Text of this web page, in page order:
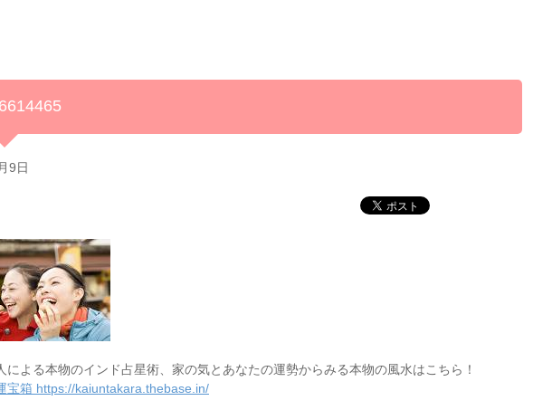
9日
による本物のインド占星術、家の気とあなたの運勢からみる本物の風水はこちら！
宝箱 https://kaiuntakara.thebase.in/